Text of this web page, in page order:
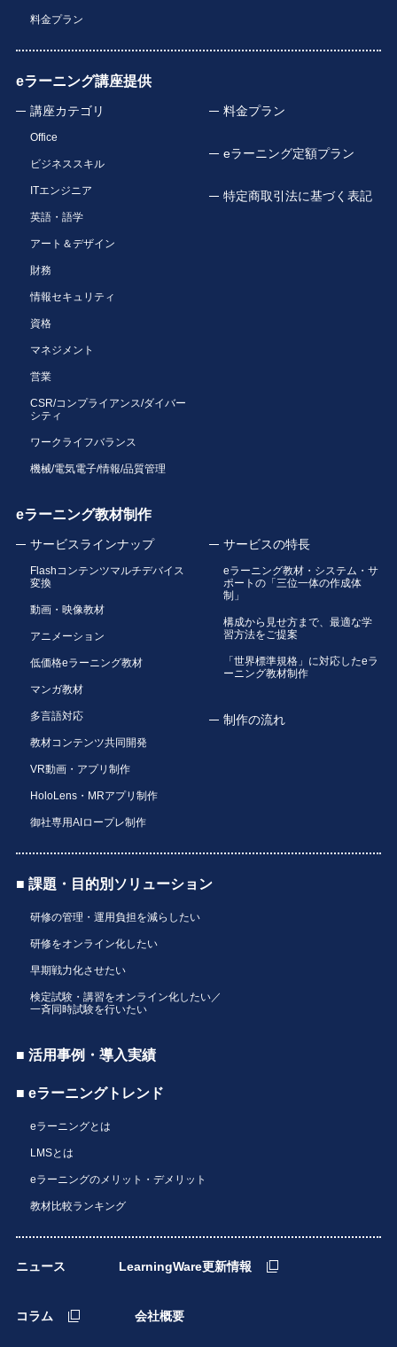
料金プラン
eラーニング講座提供
講座カテゴリ
Office
ビジネススキル
ITエンジニア
英語・語学
アート＆デザイン
財務
情報セキュリティ
資格
マネジメント
営業
CSR/コンプライアンス/ダイバー
シティ
ワークライフバランス
機械/電気電子/情報/品質管理
料金プラン
eラーニング定額プラン
特定商取引法に基づく表記
eラーニング教材制作
サービスラインナップ
Flashコンテンツマルチデバイス
変換
動画・映像教材
アニメーション
低価格eラーニング教材
マンガ教材
多言語対応
教材コンテンツ共同開発
VR動画・アプリ制作
HoloLens・MRアプリ制作
御社専用AIロープレ制作
サービスの特長
eラーニング教材・システム・サ
ポートの「三位一体の作成体
制」
構成から見せ方まで、最適な学
習方法をご提案
「世界標準規格」に対応したeラ
ーニング教材制作
制作の流れ
■ 課題・目的別ソリューション
研修の管理・運用負担を減らしたい
研修をオンライン化したい
早期戦力化させたい
検定試験・講習をオンライン化したい／
一斉同時試験を行いたい
■ 活用事例・導入実績
■ eラーニングトレンド
eラーニングとは
LMSとは
eラーニングのメリット・デメリット
教材比較ランキング
ニュース LearningWare更新情報
コラム 会社概要